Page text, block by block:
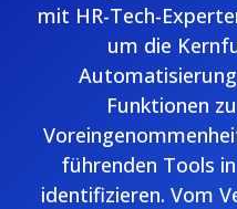
mit HR-Tech-
um die
Funktionen
führenden Tools
identifizieren. Vom